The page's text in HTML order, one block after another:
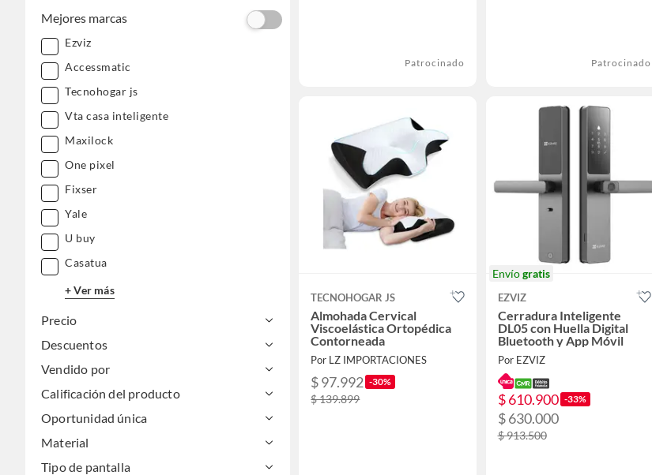
Mejores marcas
Ezviz
Accessmatic
Tecnohogar js
Vta casa inteligente
Maxilock
One pixel
Fixser
Yale
U buy
Casatua
+ Ver más
Precio
Descuentos
Vendido por
Calificación del producto
Oportunidad única
Material
Tipo de pantalla
Patrocinado Patrocinado
TECNOHOGAR JS
Almohada Cervical
Viscoelástica Ortopédica
Contorneada
Por LZ IMPORTACIONES
$ 97.992 -30%
$ 139.899
Envíogratis
EZVIZ
Cerradura Inteligente
DL05 con Huella Digital
Bluetooth y App Móvil
Por EZVIZ
$ 610.900 -33%
$ 630.000
$ 913.500